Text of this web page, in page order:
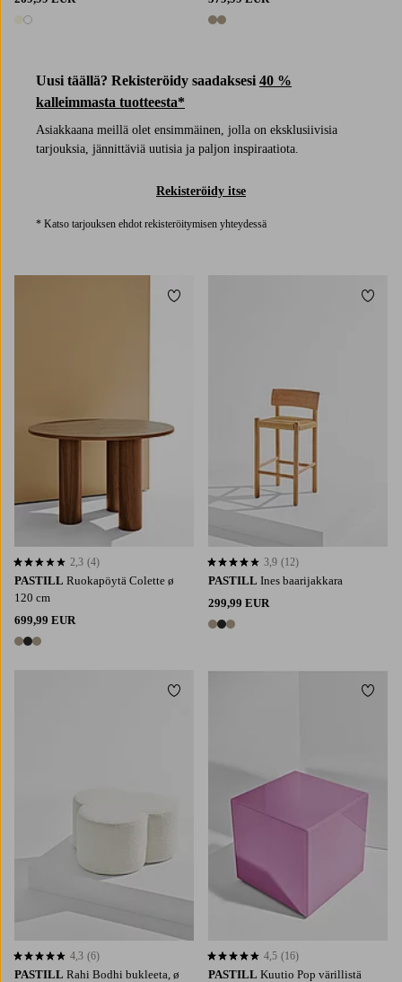
2 värejä
Uusi täällä? Rekisteröidy saadaksesi 40 %
kalleimmasta tuotteesta*
Asiakkaana meillä olet ensimmäinen, jolla on eksklusiivisia
tarjouksia, jännittäviä uutisia ja paljon inspiraatiota.
Rekisteröidy itse
* Katso tarjouksen ehdot rekisteröitymisen yhteydessä
2 värejä
PASTILL Ruokapöytä Colette ø
120 cm
699,99 EUR
3 värejä
2,3 perustuen 4 arvosanaan
2,3 (4)
Lisää suosikkeihin
PASTILL Ines baarijakkara
299,99 EUR
3 värejä
3,9 perustuen 12 arvosanaan
3,9 (12)
Lisää
PASTILL Rahi Bodhi bukleeta, ø
4,3 perustuen 6 arvosanaan
4,3 (6)
Lisää suosikkeihin
PASTILL Kuutio Pop värillistä
4,5 perustuen 16 arvosanaan
4,5 (16)
Lisää